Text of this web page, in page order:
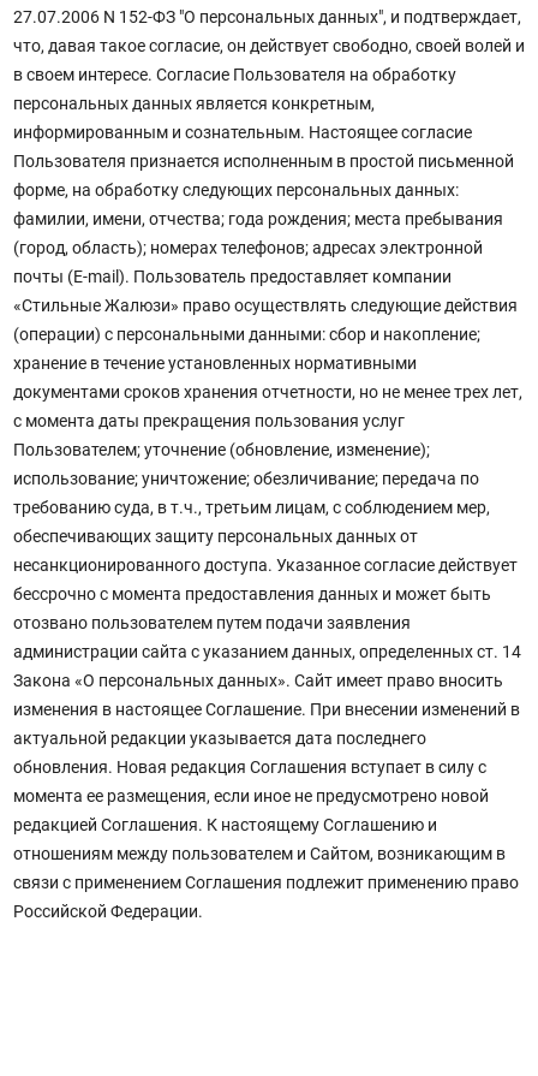
27.07.2006 N 152-ФЗ "О персональных данных", и подтверждает,
что, давая такое согласие, он действует свободно, своей волей и
в своем интересе. Согласие Пользователя на обработку
персональных данных является конкретным,
информированным и сознательным. Настоящее согласие
Пользователя признается исполненным в простой письменной
форме, на обработку следующих персональных данных:
фамилии, имени, отчества; года рождения; места пребывания
(город, область); номерах телефонов; адресах электронной
почты (E-mail). Пользователь предоставляет компании
«Стильные Жалюзи» право осуществлять следующие действия
(операции) с персональными данными: сбор и накопление;
хранение в течение установленных нормативными
документами сроков хранения отчетности, но не менее трех лет,
с момента даты прекращения пользования услуг
Пользователем; уточнение (обновление, изменение);
использование; уничтожение; обезличивание; передача по
требованию суда, в т.ч., третьим лицам, с соблюдением мер,
обеспечивающих защиту персональных данных от
несанкционированного доступа. Указанное согласие действует
бессрочно с момента предоставления данных и может быть
отозвано пользователем путем подачи заявления
администрации сайта с указанием данных, определенных ст. 14
Закона «О персональных данных». Сайт имеет право вносить
изменения в настоящее Соглашение. При внесении изменений в
актуальной редакции указывается дата последнего
обновления. Новая редакция Соглашения вступает в силу с
момента ее размещения, если иное не предусмотрено новой
редакцией Соглашения. К настоящему Соглашению и
отношениям между пользователем и Сайтом, возникающим в
связи с применением Соглашения подлежит применению право
Российской Федерации.